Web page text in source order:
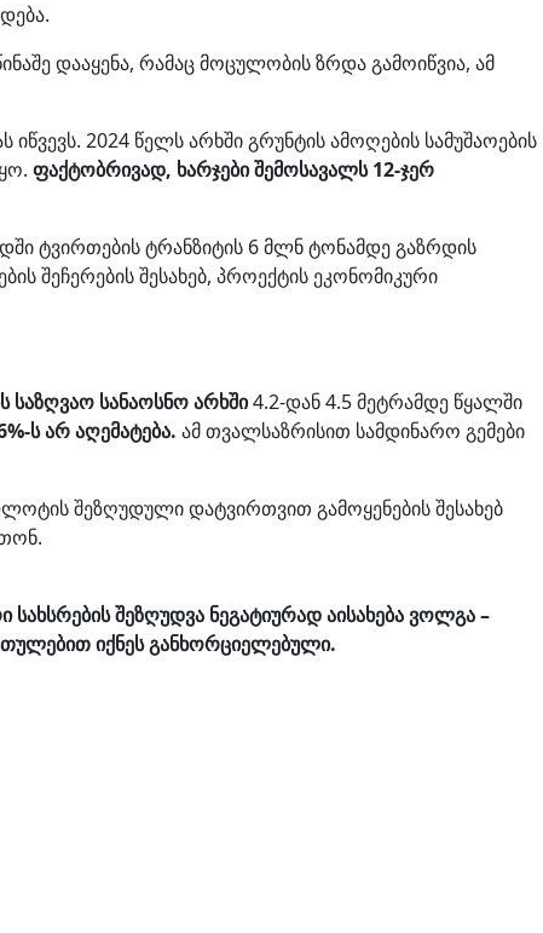
დააყენა, რამაც მოცულობის ზრდა გამოიწვია, ამ
2024 წელს არხში გრუნტის ამოღების სამუშაოების
ფაქტობრივად, ხარჯები შემოსავალს 12-ჯერ
ტვირთების ტრანზიტის 6 მლნ ტონამდე გაზრდის
შეჩერების შესახებ, პროექტის ეკონომიკური
საზღვაო სანაოსნო არხში4.2-დან 4.5 მეტრამდე წყალში
ს არ აღემატება. ამ თვალსაზრისით სამდინარო გემები
შეზღუდული დატვირთვით გამოყენების შესახებ
შეზღუდვა ნეგატიურად აისახება ვოლგა –
იქნეს განხორციელებული.